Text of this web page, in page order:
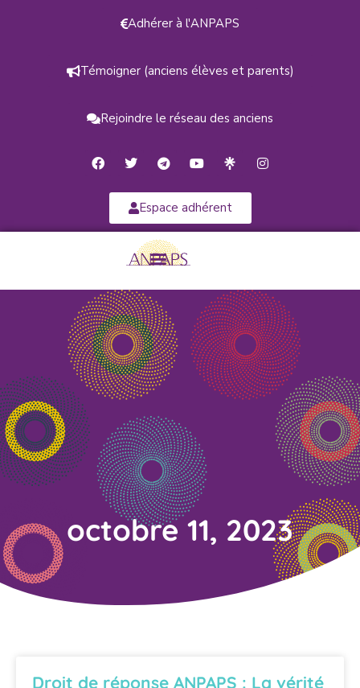
Adhérer à l'ANPAPS
Témoigner (anciens élèves et parents)
Rejoindre le réseau des anciens
Espace adhérent
octobre 11, 2023
Droit de réponse ANPAPS : La vérité